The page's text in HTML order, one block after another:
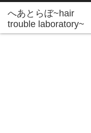
へあとらぼ~hair
trouble laboratory~